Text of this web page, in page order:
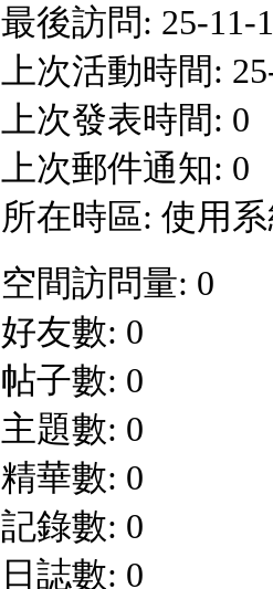
最後訪問: 25-11-
上次活動時間:
上次發表時間: 0
上次郵件通知: 0
所在時區: 使用
空間訪問量: 0
好友數: 0
帖子數: 0
主題數: 0
精華數: 0
記錄數: 0
日誌數: 0